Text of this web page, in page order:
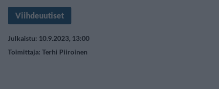
Viihdeuutiset
Julkaistu: 10.9.2023, 13:00
Toimittaja: Terhi Piiroinen